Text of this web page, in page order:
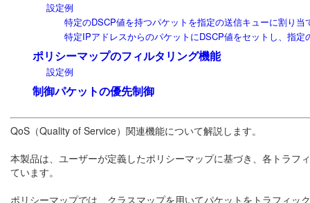
設定例
特定のDSCP値を持つパケットを指定の送信キューに割り当
特定IPアドレスからのパケットにDSCP値をセットし、指定
ポリシーマップのフィルタリング機能
設定例
制御パケットの優先制御
QoS（Quality of Service）関連機能について解説します。
本製品は、ユーザーが定義したポリシーマップに基づき、各トラ
ています。
ポリシーマップでは、クラスマップを用いてパケットをトラフィ